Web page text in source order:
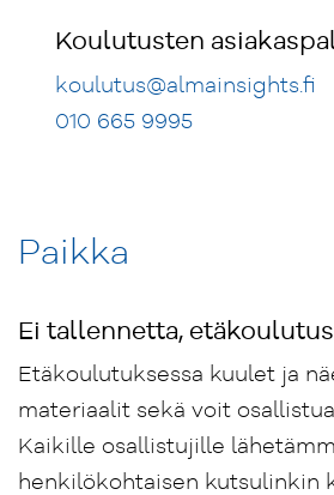
Koulutusten
koulutus@almainsights.fi
010 665 9995
Paikka
Ei tallennetta, etäkoulutus
Etäkoulutuksessa kuulet ja
materiaalit sekä voit
Kaikille osallistujille
henkilökohtaisen kutsulinkin